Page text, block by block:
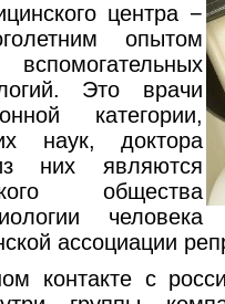
центра −
опытом
Это врачи
категории,
наук, доктора
них являются
общества
человека
ассоциации
контакте с